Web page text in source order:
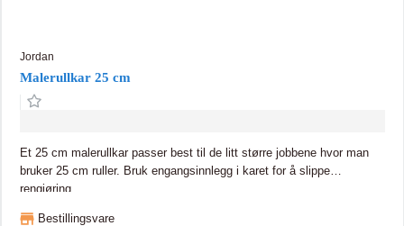
Jordan
Malerullkar 25 cm
Et 25 cm malerullkar passer best til de litt større jobbene hvor man
bruker 25 cm ruller. Bruk engangsinnlegg i karet for å slippe
rengjøring.
Bestillingsvare